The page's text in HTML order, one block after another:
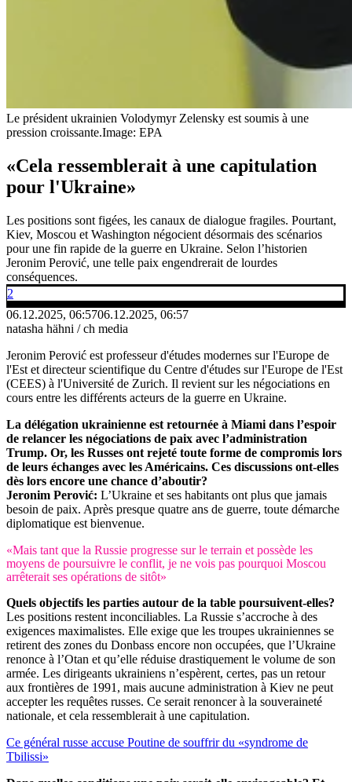
Le président ukrainien Volodymyr Zelensky est soumis à une
pression croissante.Image: EPA
«Cela ressemblerait à une capitulation
pour l'Ukraine»
Les positions sont figées, les canaux de dialogue fragiles. Pourtant,
Kiev, Moscou et Washington négocient désormais des scénarios
pour une fin rapide de la guerre en Ukraine. Selon l’historien
Jeronim Perović, une telle paix engendrerait de lourdes
conséquences.
2
06.12.2025, 06:5706.12.2025, 06:57
natasha hähni / ch media
Jeronim Perović est professeur d'études modernes sur l'Europe de
l'Est et directeur scientifique du Centre d'études sur l'Europe de l'Est
(CEES) à l'Université de Zurich. Il revient sur les négociations en
cours entre les différents acteurs de la guerre en Ukraine.
La délégation ukrainienne est retournée à Miami dans l’espoir
de relancer les négociations de paix avec l’administration
Trump. Or, les Russes ont rejeté toute forme de compromis lors
de leurs échanges avec les Américains. Ces discussions ont-elles
dès lors encore une chance d’aboutir?
Jeronim Perović: L’Ukraine et ses habitants ont plus que jamais
besoin de paix. Après presque quatre ans de guerre, toute démarche
diplomatique est bienvenue.
«Mais tant que la Russie progresse sur le terrain et possède les
moyens de poursuivre le conflit, je ne vois pas pourquoi Moscou
arrêterait ses opérations de sitôt»
Quels objectifs les parties autour de la table poursuivent-elles?
Les positions restent inconciliables. La Russie s’accroche à des
exigences maximalistes. Elle exige que les troupes ukrainiennes se
retirent des zones du Donbass encore non occupées, que l’Ukraine
renonce à l’Otan et qu’elle réduise drastiquement le volume de son
armée. Les dirigeants ukrainiens n’espèrent, certes, pas un retour
aux frontières de 1991, mais aucune administration à Kiev ne peut
accepter les requêtes russes. Ce serait renoncer à la souveraineté
nationale, et cela ressemblerait à une capitulation.
Ce général russe accuse Poutine de souffrir du «syndrome de
Tbilissi»